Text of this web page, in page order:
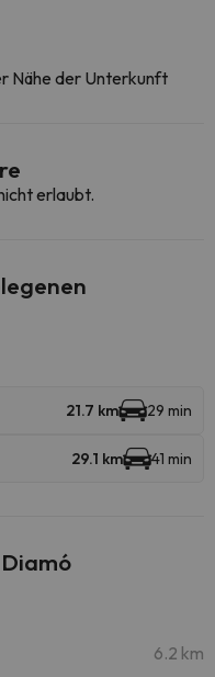
Nähe der Unterkunft
erlaubt.
21.7 km 29 min
29.1 km 41 min
6.2 km